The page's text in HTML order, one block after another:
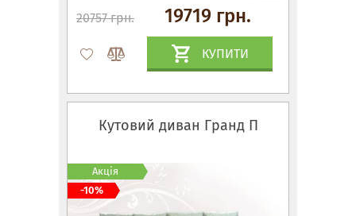
20757 грн. 19719 грн.
КУПИТИ
Кутовий диван Гранд П
Акція
-10%